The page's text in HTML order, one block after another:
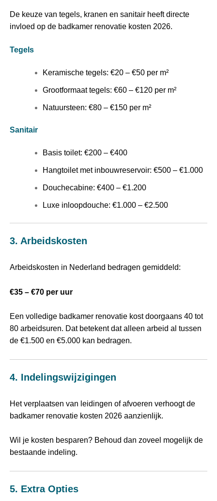
De keuze van tegels, kranen en sanitair heeft directe
invloed op de badkamer renovatie kosten 2026.
Tegels
Keramische tegels: €20 – €50 per m²
Grootformaat tegels: €60 – €120 per m²
Natuursteen: €80 – €150 per m²
Sanitair
Basis toilet: €200 – €400
Hangtoilet met inbouwreservoir: €500 – €1.000
Douchecabine: €400 – €1.200
Luxe inloopdouche: €1.000 – €2.500
3. Arbeidskosten
Arbeidskosten in Nederland bedragen gemiddeld:
€35 – €70 per uur
Een volledige badkamer renovatie kost doorgaans 40 tot
80 arbeidsuren. Dat betekent dat alleen arbeid al tussen
de €1.500 en €5.000 kan bedragen.
4. Indelingswijzigingen
Het verplaatsen van leidingen of afvoeren verhoogt de
badkamer renovatie kosten 2026 aanzienlijk.
Wil je kosten besparen? Behoud dan zoveel mogelijk de
bestaande indeling.
5. Extra Opties